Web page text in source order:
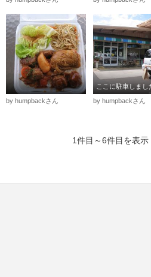
by humpbackさん
ここに駐車しまし
by humpbackさん
1件目～6件目を表示